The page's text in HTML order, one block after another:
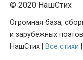
© 2020 НашСтих
Огромная база,
и зарубежных
НашСтих |
Все стихи